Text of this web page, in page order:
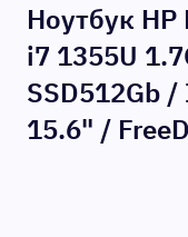
Ноутбук HP
i7 1355U
SSD512Gb
15.6" /